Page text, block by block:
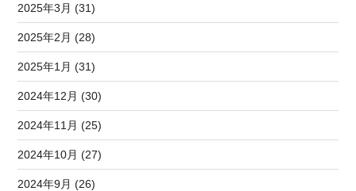
2025年3月 (31)
2025年2月 (28)
2025年1月 (31)
2024年12月 (30)
2024年11月 (25)
2024年10月 (27)
2024年9月 (26)